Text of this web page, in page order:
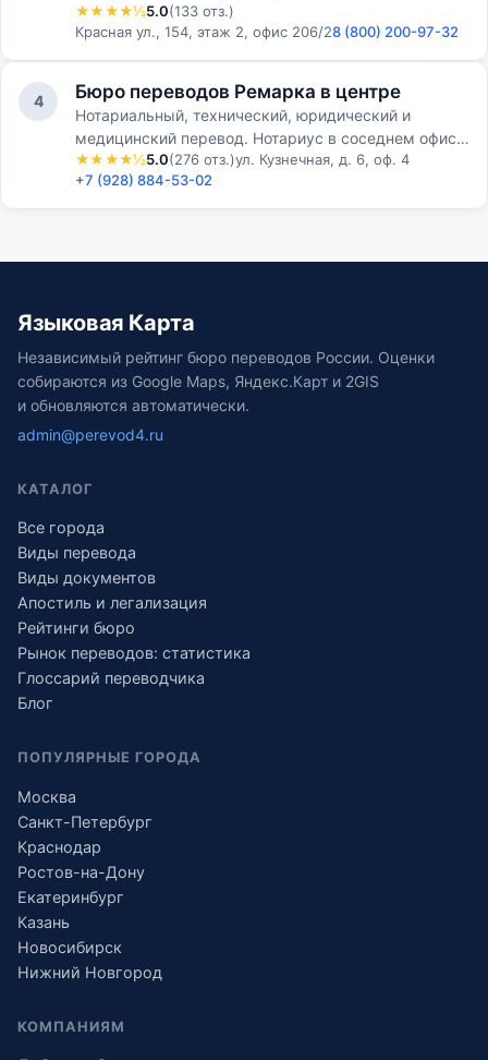
крупных проектов на нескольких иностранных
языках — эту работу много лет вып…
★★★★½5.0(133 отз.)
Красная ул., 154, этаж 2, офис 206/28 (800) 200-97-32
4 Бюро переводов Ремарка в центре
Нотариальный, технический, юридический и
медицинский перевод. Нотариус в соседнем офисе.
Апостиль. 10–20 минут на стандартный документ.
★★★★½5.0(276 отз.)ул. Кузнечная, д. 6, оф. 4
+7 (928) 884-53-02
Языковая Карта
Независимый рейтинг бюро переводов России. Оценки
собираются из Google Maps, Яндекс.Карт и 2GIS
и обновляются автоматически.
admin@perevod4.ru
КАТАЛОГ
Все города
Виды перевода
Виды документов
Апостиль и легализация
Рейтинги бюро
Рынок переводов: статистика
Глоссарий переводчика
Блог
ПОПУЛЯРНЫЕ ГОРОДА
Москва
Санкт-Петербург
Краснодар
Ростов-на-Дону
Екатеринбург
Казань
Новосибирск
Нижний Новгород
КОМПАНИЯМ